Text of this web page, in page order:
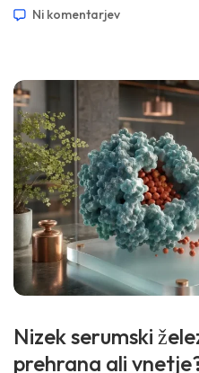
posredno kažejo draženje
Ni komentarjev
Nizek serumski
prehrana ali